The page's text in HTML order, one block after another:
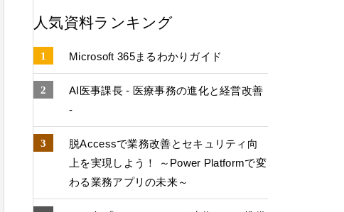
人気資料ランキング
Microsoft 365まるわかりガイド
AI医事課長 - 医療事務の進化と経営改善
-
脱Accessで業務改善とセキュリティ向
上を実現しよう！ ～Power Platformで変
わる業務アプリの未来～